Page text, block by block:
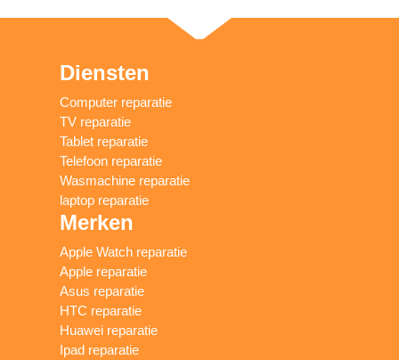
Diensten
Computer reparatie
TV reparatie
Tablet reparatie
Telefoon reparatie
Wasmachine reparatie
laptop reparatie
Merken
Apple Watch reparatie
Apple reparatie
Asus reparatie
HTC reparatie
Huawei reparatie
Ipad reparatie